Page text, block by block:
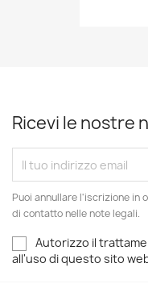
Ricevi le nostre
Puoi annullare l'iscrizione in
di contatto nelle note legali.
Autorizzo il
all'uso di questo sito